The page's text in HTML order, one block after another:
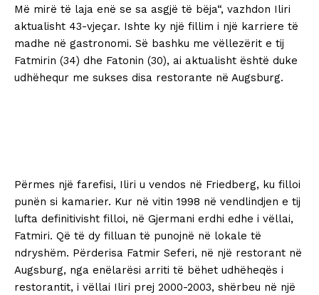
Më mirë të laja enë se sa asgjë të bëja“, vazhdon Iliri
aktualisht 43-vjeçar. Ishte ky një fillim i një karriere të
madhe në gastronomi. Së bashku me vëllezërit e tij
Fatmirin (34) dhe Fatonin (30), ai aktualisht është duke
udhëhequr me sukses disa restorante në Augsburg.
Përmes një farefisi, Iliri u vendos në Friedberg, ku filloi
punën si kamarier. Kur në vitin 1998 në vendlindjen e tij
lufta definitivisht filloi, në Gjermani erdhi edhe i vëllai,
Fatmiri. Që të dy filluan të punojnë në lokale të
ndryshëm. Përderisa Fatmir Seferi, në një restorant në
Augsburg, nga enëlarësi arriti të bëhet udhëheqës i
restorantit, i vëllai Iliri prej 2000-2003, shërbeu në një